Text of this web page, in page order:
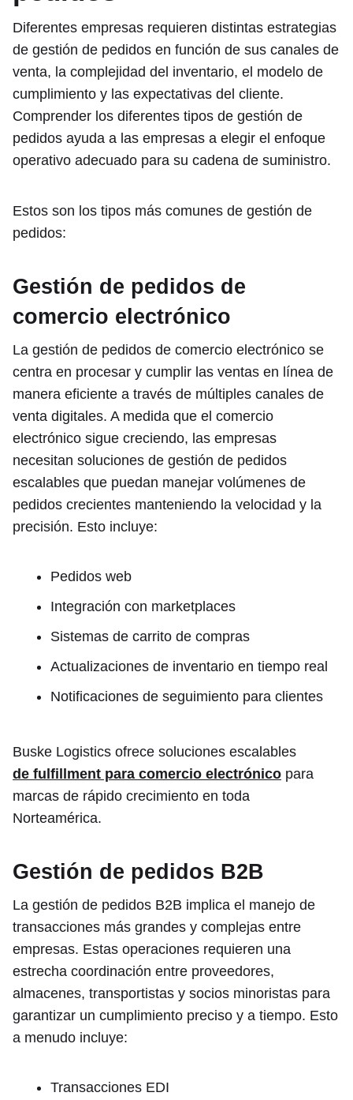
Diferentes empresas requieren distintas estrategias
de gestión de pedidos en función de sus canales de
venta, la complejidad del inventario, el modelo de
cumplimiento y las expectativas del cliente.
Comprender los diferentes tipos de gestión de
pedidos ayuda a las empresas a elegir el enfoque
operativo adecuado para su cadena de suministro.
Estos son los tipos más comunes de gestión de
pedidos:
Gestión de pedidos de
comercio electrónico
La gestión de pedidos de comercio electrónico se
centra en procesar y cumplir las ventas en línea de
manera eficiente a través de múltiples canales de
venta digitales. A medida que el comercio
electrónico sigue creciendo, las empresas
necesitan soluciones de gestión de pedidos
escalables que puedan manejar volúmenes de
pedidos crecientes manteniendo la velocidad y la
precisión. Esto incluye:
Pedidos web
Integración con marketplaces
Sistemas de carrito de compras
Actualizaciones de inventario en tiempo real
Notificaciones de seguimiento para clientes
Buske Logistics ofrece soluciones escalables
de fulfillment para comercio electrónico para
marcas de rápido crecimiento en toda
Norteamérica.
Gestión de pedidos B2B
La gestión de pedidos B2B implica el manejo de
transacciones más grandes y complejas entre
empresas. Estas operaciones requieren una
estrecha coordinación entre proveedores,
almacenes, transportistas y socios minoristas para
garantizar un cumplimiento preciso y a tiempo. Esto
a menudo incluye:
Transacciones EDI